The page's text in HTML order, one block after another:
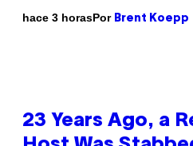
hace 3 horasPor Brent Koepp
23 Years Ago, a